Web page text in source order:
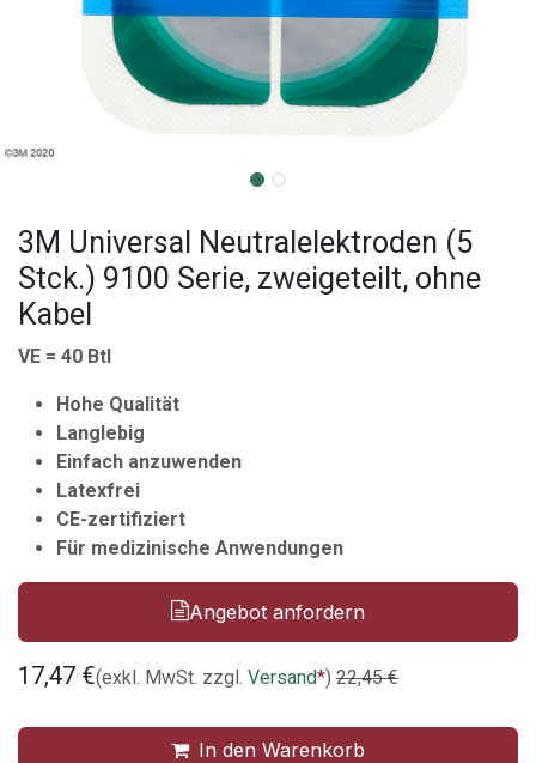
3M Universal Neutralelektroden (5
Stck.) 9100 Serie, zweigeteilt, ohne
Kabel
VE = 40 Btl
Hohe Qualität
Langlebig
Einfach anzuwenden
Latexfrei
CE-zertifiziert
Für medizinische Anwendungen
Angebot anfordern
17,47 €(exkl. MwSt. zzgl. Versand*) 22,45€
In den Warenkorb